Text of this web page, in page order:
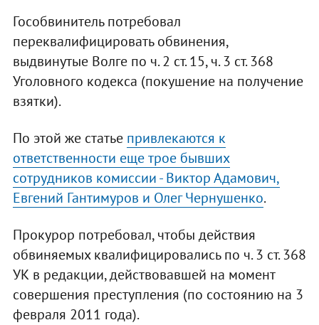
Гособвинитель потребовал
переквалифицировать обвинения,
выдвинутые Волге по ч. 2 ст. 15, ч. 3 ст. 368
Уголовного кодекса (покушение на получение
взятки).
По этой же статье привлекаются к
ответственности еще трое бывших
сотрудников комиссии - Виктор Адамович,
Евгений Гантимуров и Олег Чернушенко.
Прокурор потребовал, чтобы действия
обвиняемых квалифицировались по ч. 3 ст. 368
УК в редакции, действовавшей на момент
совершения преступления (по состоянию на 3
февраля 2011 года).